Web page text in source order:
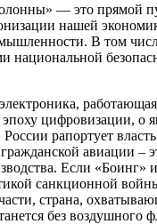
— это прямой
нашей
В том
национальной
цифровизации, о
рапортует
авиации –
Если «Боинг»
санкционной
страна,
без воздушного